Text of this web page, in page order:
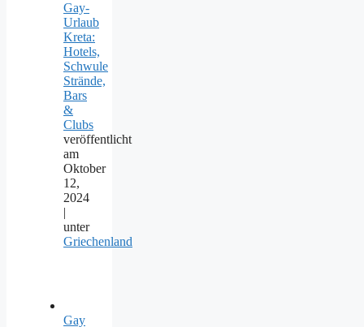
Gay-
Urlaub
Kreta:
Hotels,
Schwule
Strände,
Bars
&
Clubs
veröffentlicht
am
Oktober
12,
2024
|
unter
Griechenland
Gay